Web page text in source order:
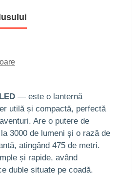
— este o lanternă
utilă și compactă, perfectă
Are o putere de
3000 de lumeni și o rază de
atingând 475 de metri.
și rapide, având
duble situate pe coadă.